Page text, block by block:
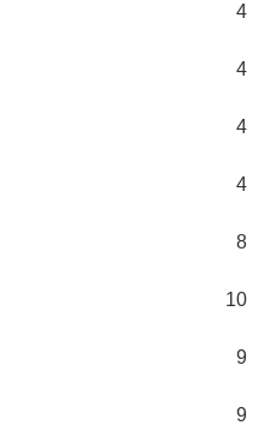
4
4
4
4
8
10
9
9